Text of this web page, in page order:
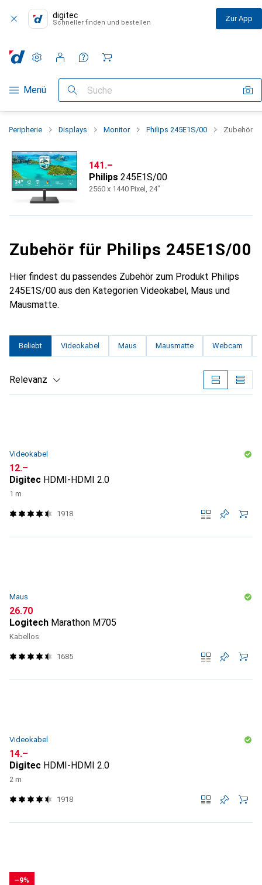
digitec
Schneller finden und bestellen Zur App
Navigation nach Kategorien
Menü Suche
Einstellungen
Kundenkonto
Vergleichslisten
Merklisten
Warenkorb
Peripherie Displays Monitor Philips 245E1S/00 Zubehör
CHF
141.–
Philips 245E1S/00
2560 x 1440 Pixel, 24"
Zubehör für Philips 245E1S/00
Hier findest du passendes Zubehör zum Produkt Philips
245E1S/00 aus den Kategorien Videokabel, Maus und
Mausmatte.
Beliebt Videokabel Maus Mausmatte Webcam
Relevanz
Videokabel
CHF
12.–
Digitec HDMI-HDMI 2.0
1 m
1918
Maus
CHF
26.70
Logitech Marathon M705
Kabellos
1685
Videokabel
CHF
14.–
Digitec HDMI-HDMI 2.0
2 m
1918
−9%